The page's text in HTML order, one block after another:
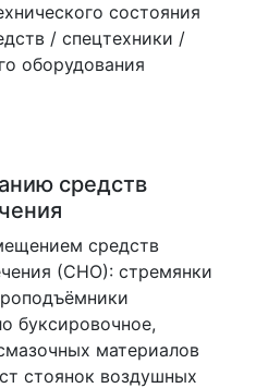
состояния
/ спецтехники /
оборудования
средств
средств
(СНО): стремянки
буксировочное,
материалов
стоянок воздушных